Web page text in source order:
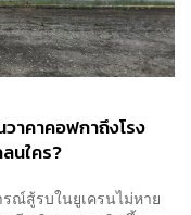
าคาคอฟกาถึงโรง
นใคร?
ณ์สู้รบในยูเครนไม่หาย